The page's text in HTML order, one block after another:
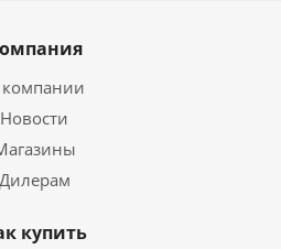
Новости
Дилерам
купить